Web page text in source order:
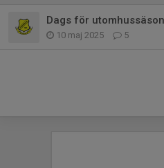
Dags för
10 maj 2025 5